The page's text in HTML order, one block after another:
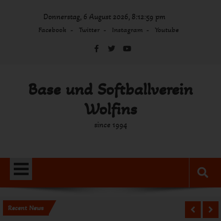
Donnerstag, 6 August 2026, 8:12:59 pm
Facebook Twitter Instagram Youtube
Base und Softballverein
Wolfins
since 1994
Recent News